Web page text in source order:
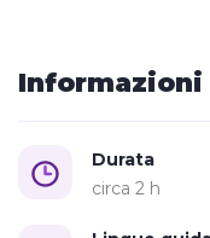
Durata 2h
accedere alla
Prenotazione: on-
Informazioni
Durata
circa 2 h